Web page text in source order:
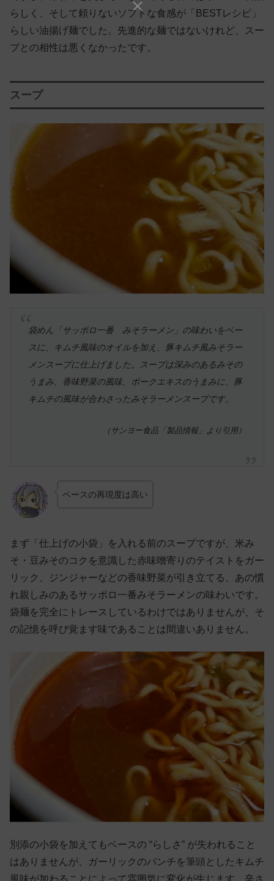
らしく、そして頼りないソフトな食感が「BESTレシピ」
らしい油揚げ麺でした。先進的な麺ではないけれど、スー
プとの相性は悪くなかったです。
スープ
袋めん「サッポロ一番 みそラーメン」の味わいをベー
スに、キムチ風味のオイルを加え、豚キムチ風みそラー
メンスープに仕上げました。スープは深みのあるみその
うまみ、香味野菜の風味、ポークエキスのうまみに、豚
キムチの風味が合わさったみそラーメンスープです。
（サンヨー食品「製品情報」より引用）
ベースの再現度は高い
まず「仕上げの小袋」を入れる前のスープですが、米み
そ・豆みそのコクを意識した赤味噌寄りのテイストをガー
リック、ジンジャーなどの香味野菜が引き立てる、あの慣
れ親しみのあるサッポロ一番みそラーメンの味わいです。
袋麺を完全にトレースしているわけではありませんが、そ
の記憶を呼び覚ます味であることは間違いありません。
別添の小袋を加えてもベースの “らしさ” が失われること
はありませんが、ガーリックのパンチを筆頭としたキムチ
風味が加わることによって雰囲気に変化が生じます。辛さ